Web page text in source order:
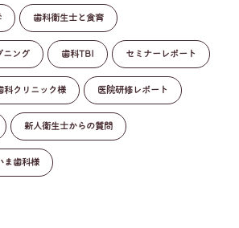
歯科衛生士と食育
ニング 歯科TBI セミナーレポート
科クリニック様 医院研修レポート
新人衛生士からの質問
ま歯科様